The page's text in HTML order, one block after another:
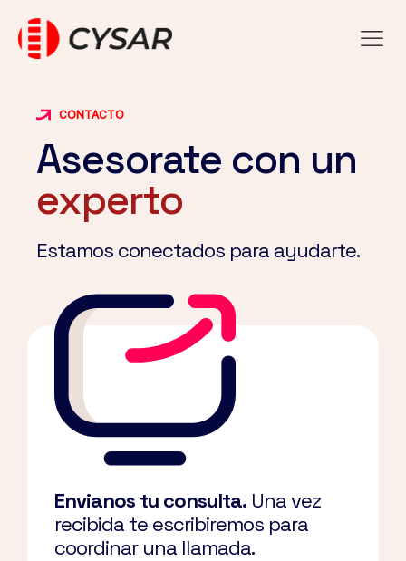
CONTACTO
Asesorate con un
experto
Estamos conectados para ayudarte.
Envianos tu consulta. Una vez
recibida te escribiremos para
coordinar una llamada.